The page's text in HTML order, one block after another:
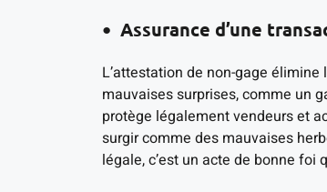
Assurance d’une
L’attestation de non-gage
mauvaises surprises, comme un
protège légalement vendeurs et
surgir comme des mauvaises
légale, c’est un acte de bonne